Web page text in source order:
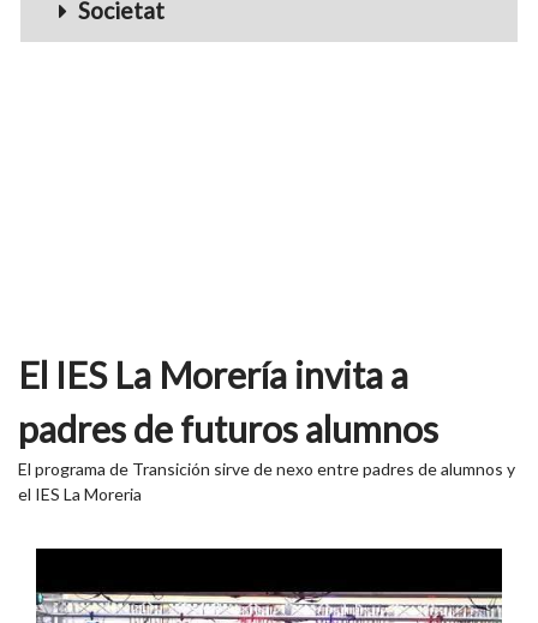
Societat
El IES La Morería invita a
padres de futuros alumnos
El programa de Transición sirve de nexo entre padres de alumnos y
el IES La Moreria